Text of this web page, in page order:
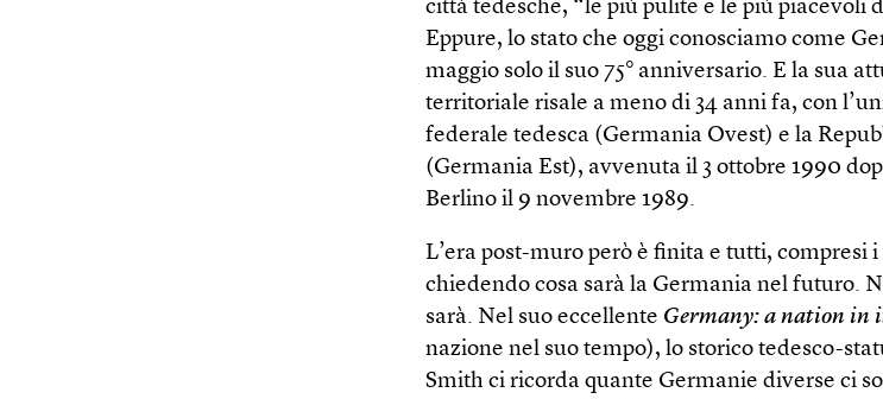
città tedesche, “le più pulite e le più piacevoli
Eppure, lo stato che oggi conosciamo come
maggio solo il suo 75° anniversario. E la sua
territoriale risale a meno di 34 anni fa, con
federale tedesca (Germania Ovest) e la
(Germania Est), avvenuta il 3 ottobre 1990
Berlino il 9 novembre 1989.
L’era post-muro però è finita e tutti, compresi
chiedendo cosa sarà la Germania nel futuro.
sarà. Nel suo eccellente Germany: a nation in
nazione nel suo tempo), lo storico tedesco-
Smith ci ricorda quante Germanie diverse ci